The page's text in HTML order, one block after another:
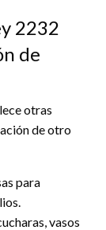
2232
de
otras
de otro
para
vasos